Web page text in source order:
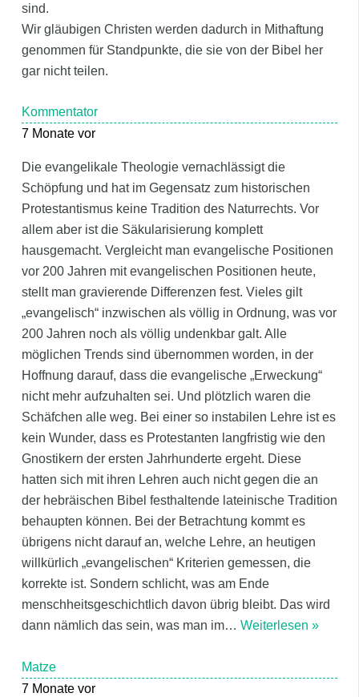
sind.
Wir gläubigen Christen werden dadurch in Mithaftung
genommen für Standpunkte, die sie von der Bibel her
gar nicht teilen.
Kommentator
7 Monate vor
Die evangelikale Theologie vernachlässigt die
Schöpfung und hat im Gegensatz zum historischen
Protestantismus keine Tradition des Naturrechts. Vor
allem aber ist die Säkularisierung komplett
hausgemacht. Vergleicht man evangelische Positionen
vor 200 Jahren mit evangelischen Positionen heute,
stellt man gravierende Differenzen fest. Vieles gilt
„evangelisch“ inzwischen als völlig in Ordnung, was vor
200 Jahren noch als völlig undenkbar galt. Alle
möglichen Trends sind übernommen worden, in der
Hoffnung darauf, dass die evangelische „Erweckung“
nicht mehr aufzuhalten sei. Und plötzlich waren die
Schäfchen alle weg. Bei einer so instabilen Lehre ist es
kein Wunder, dass es Protestanten langfristig wie den
Gnostikern der ersten Jahrhunderte ergeht. Diese
hatten sich mit ihren Lehren auch nicht gegen die an
der hebräischen Bibel festhaltende lateinische Tradition
behaupten können. Bei der Betrachtung kommt es
übrigens nicht darauf an, welche Lehre, an heutigen
willkürlich „evangelischen“ Kriterien gemessen, die
korrekte ist. Sondern schlicht, was am Ende
menschheitsgeschichtlich davon übrig bleibt. Das wird
dann nämlich das sein, was man im… Weiterlesen »
Matze
7 Monate vor